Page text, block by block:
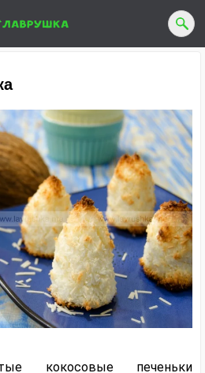
кокосовые печеньки